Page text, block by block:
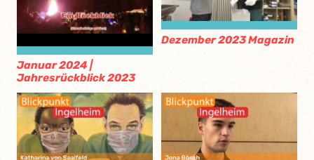
Januar 2024 |
Jahresrückblick 2023
Dezember 2023 Magazin